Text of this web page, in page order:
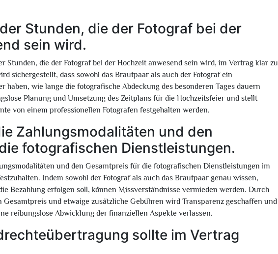
Stunden, die der Fotograf bei der
sein wird.
Stunden, die der Fotograf bei der Hochzeit anwesend sein wird, im Vertrag klar zu
sichergestellt, dass sowohl das Brautpaar als auch der Fotograf ein
haben, wie lange die fotografische Abdeckung des besonderen Tages dauern
Planung und Umsetzung des Zeitplans für die Hochzeitsfeier und stellt
von einem professionellen Fotografen festgehalten werden.
Zahlungsmodalitäten und den
fotografischen Dienstleistungen.
und den Gesamtpreis für die fotografischen Dienstleistungen im
Indem sowohl der Fotograf als auch das Brautpaar genau wissen,
Bezahlung erfolgen soll, können Missverständnisse vermieden werden. Durch
und etwaige zusätzliche Gebühren wird Transparenz geschaffen und
reibungslose Abwicklung der finanziellen Aspekte verlassen.
sollte im Vertrag